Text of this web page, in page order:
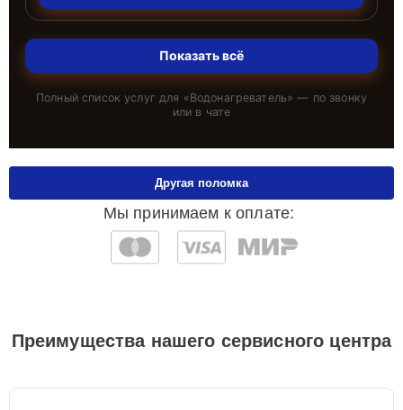
Показать всё
Полный список услуг для «Водонагреватель» — по звонку
или в чате
Мы принимаем к оплате:
Другая поломка
Преимущества нашего сервисного центра